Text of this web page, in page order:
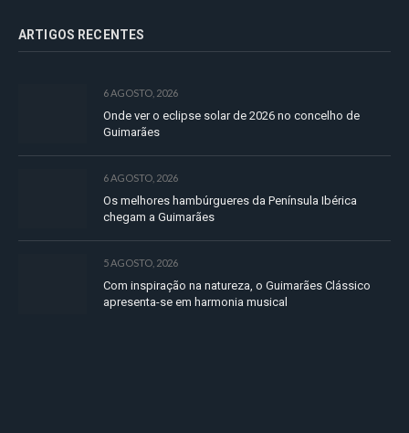
ARTIGOS RECENTES
6 AGOSTO, 2026
Onde ver o eclipse solar de 2026 no concelho de
Guimarães
6 AGOSTO, 2026
Os melhores hambúrgueres da Península Ibérica
chegam a Guimarães
5 AGOSTO, 2026
Com inspiração na natureza, o Guimarães Clássico
apresenta-se em harmonia musical